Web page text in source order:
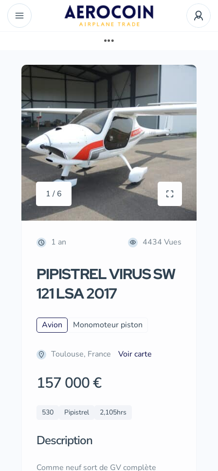
1 / 6
1 an 4434 Vues
PIPISTREL VIRUS SW
121 LSA 2017
Avion Monomoteur piston
Toulouse, France Voir carte
157 000 €
530 Pipistrel 2,105hrs
Description
Comme neuf sort de GV complète